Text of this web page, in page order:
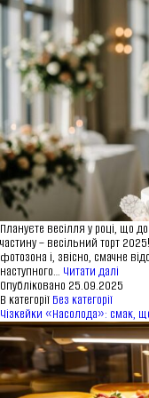
ринки
збуту
Плануєте весілля у році, що
частину – весільний торт
фотозона і, звісно, смачне
наступного… Читати далі
торт
2025:
про
тренди
Опубліковано 25.09.2025
В категорії Без категорії
Чізкейки «Насолода»: смак,